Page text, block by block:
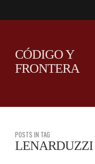
CÓDIGO Y
FRONTERA
POSTS IN TAG
LENARDUZZI